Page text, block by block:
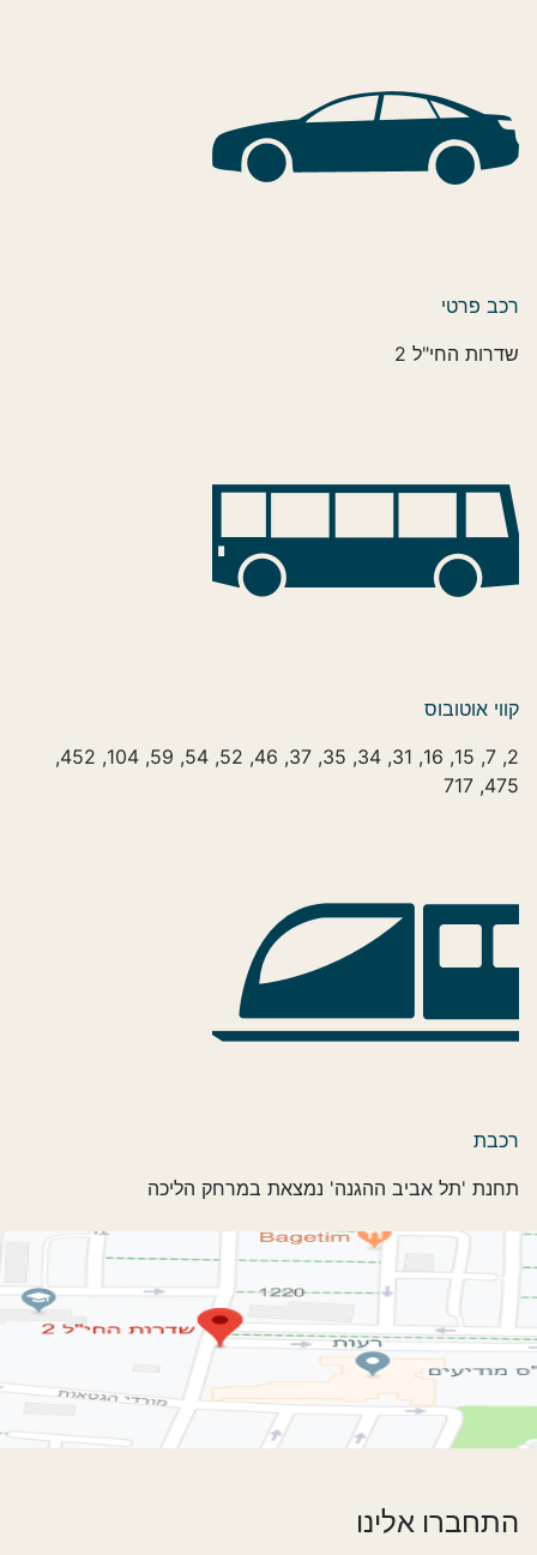
רכב פרטי
שדרות החי"ל 2
קווי אוטובוס
2, 7, 15, 16, 31, 34, 35, 37, 46, 52, 54, 59, 104, 452,
475, 717
רכבת
תחנת 'תל אביב ההגנה' נמצאת במרחק הליכה
התחברו אלינו